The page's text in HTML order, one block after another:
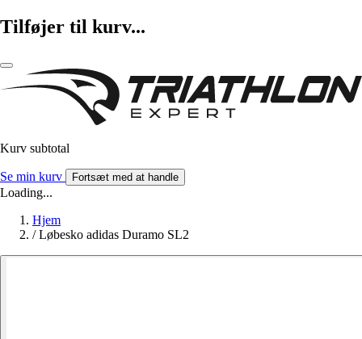
Tilføjer til kurv...
Kurv subtotal
Se min kurv Fortsæt med at handle
Loading...
Hjem
/ Løbesko adidas Duramo SL2